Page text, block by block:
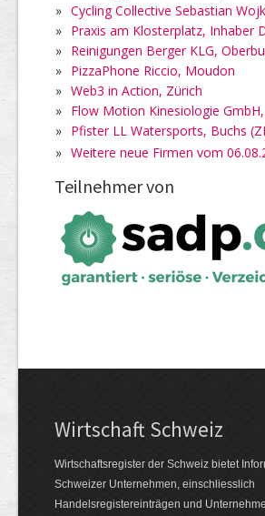
» Cycling Collective Sebastian
» Praxis am Klosterplatz, Inhaber
» Reinigungen Berger KLG,
» PizzaPhone Riccio, Moudon
» Web3 in Action, Zürich
» Flow Motion Kinesiologie GmbH,
» Pfister LL Watersports, Buchs
» Weitere neue Firmen vom
Teilnehmer von
Wirtschaft Schweiz
Wirtschaftsregister der Schweiz bietet
Schweizer Unternehmen, einschliesslich
Handelsregistereinträgen und